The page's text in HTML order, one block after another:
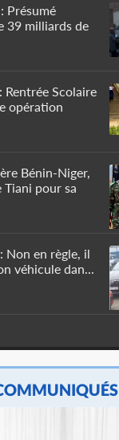
Présumé
39 milliards de
Rentrée Scolaire
opération
Bénin-Niger,
Tiani pour sa
Non en règle, il
véhicule dan...